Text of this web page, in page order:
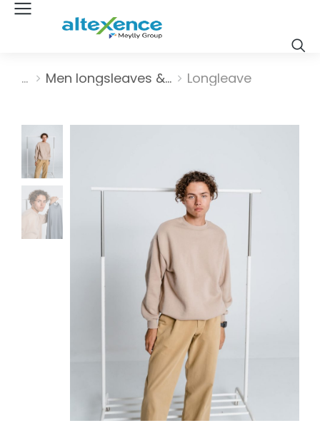
Vous êtes ici :
Men longsleaves &… Longleave